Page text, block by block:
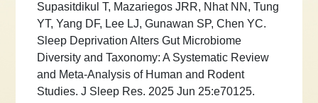
Supasitdikul T, Mazariegos JRR, Nhat NN, Tung
YT, Yang DF, Lee LJ, Gunawan SP, Chen YC.
Sleep Deprivation Alters Gut Microbiome
Diversity and Taxonomy: A Systematic Review
and Meta-Analysis of Human and Rodent
Studies. J Sleep Res. 2025 Jun 25:e70125.